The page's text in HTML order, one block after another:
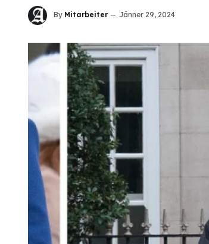
By Mitarbeiter Jänner 29, 2024